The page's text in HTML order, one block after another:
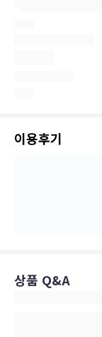
이용후기
상품 Q&A